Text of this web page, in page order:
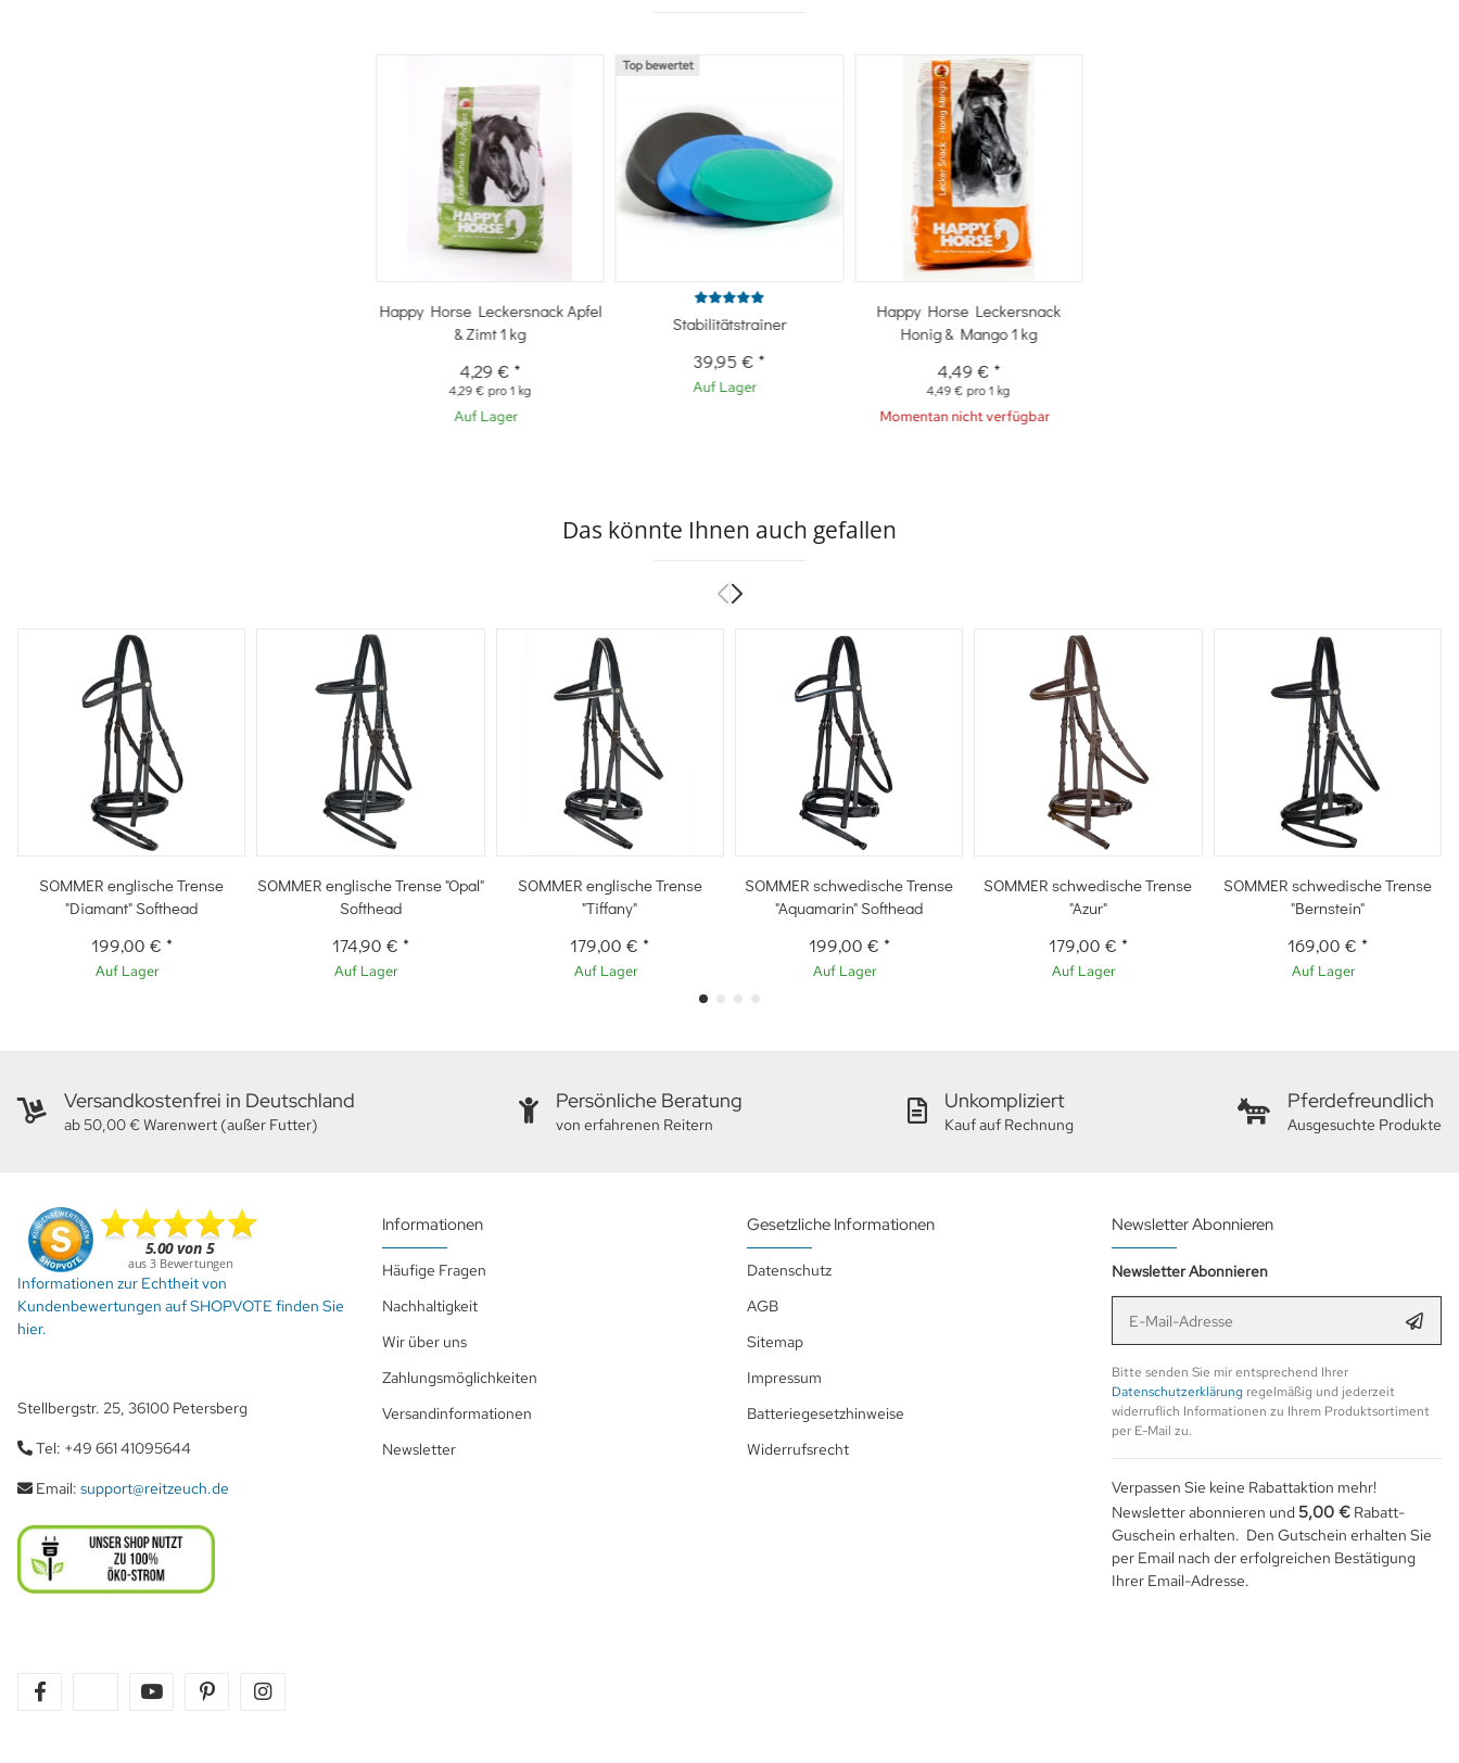
Happy Horse Leckersnack Apfel
& Zimt 1 kg
4,29 € *
4,29 € pro 1 kg
Auf Lager
Top bewertet
Stabilitätstrainer
39,95 € *
Auf Lager
Happy Horse Leckersnack
Honig & Mango 1 kg
4,49 € *
4,49 € pro 1 kg
Momentan nicht verfügbar
Das könnte Ihnen auch gefallen
SOMMER englische Trense
"Diamant" Softhead
199,00 € *
Auf Lager
SOMMER englische Trense "Opal"
Softhead
174,90 € *
Auf Lager
SOMMER englische Trense
"Tiffany"
179,00 €*
Auf Lager
SOMMER schwedische Trense
"Aquamarin" Softhead
199,00 € *
Auf Lager
SOMMER schwedische Trense
"Azur"
179,00 € *
Auf Lager
SOMMER schwedische Trense
"Bernstein"
169,00 € *
Auf Lager
Versandkostenfrei in Deutschland
ab 50,00 € Warenwert (außer Futter)
Persönliche Beratung
von erfahrenen Reitern
Unkompliziert
Kauf auf Rechnung
Pferdefreundlich
Ausgesuchte Produkte
Informationen zur Echtheit von
Kundenbewertungen auf SHOPVOTE finden Sie
hier.
Stellbergstr. 25, 36100 Petersberg
Tel: +49 661 41095644
Email: support@reitzeuch.de
twitter youtube pinterest
Informationen
Häufige Fragen
Nachhaltigkeit
Wir über uns
Zahlungsmöglichkeiten
Versandinformationen
Newsletter
Gesetzliche Informationen
Datenschutz
AGB
Sitemap
Impressum
Batteriegesetzhinweise
Widerrufsrecht
Newsletter Abonnieren
Newsletter Abonnieren
Bitte senden Sie mir entsprechend Ihrer
Datenschutzerklärung regelmäßig und jederzeit
widerruflich Informationen zu Ihrem Produktsortiment
per E-Mail zu.
Verpassen Sie keine Rabattaktion mehr!
Newsletter abonnieren und 5,00 € Rabatt-
Guschein erhalten. Den Gutschein erhalten Sie
per Email nach der erfolgreichen Bestätigung
Ihrer Email-Adresse.